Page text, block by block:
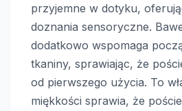
przyjemne w dotyku,
doznania sensoryczne.
dodatkowo wspomaga
tkaniny, sprawiając, że
od pierwszego użycia. To
miękkości sprawia, że